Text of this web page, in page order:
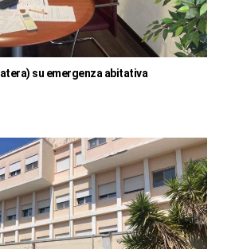
su emergenza abitativa